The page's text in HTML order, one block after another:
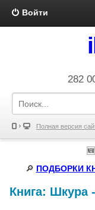
Войти
282
Полная версия
🆕
🔎 ПОДБОРКИ
Книга: Шкура-